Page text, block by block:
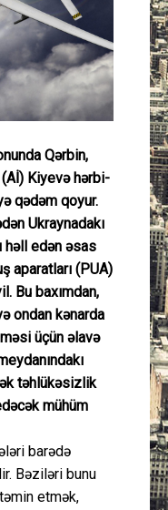
İdman
Cəmiyyət
Peşə etikası
Əlaqə
Qərbin,
Kiyevə hərbi-
qədəm qoyur.
Ukraynadakı
həll edən əsas
aparatları (PUA)
Bu baxımdan,
ondan kənarda
üçün əlavə
təhlükəsizlik
mühüm
barədə
Bəziləri bunu
etmək,